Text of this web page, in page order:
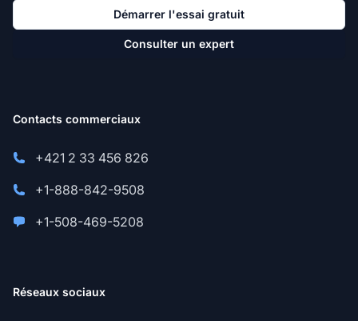
Démarrer l'essai gratuit
Consulter un expert
Contacts commerciaux
+421 2 33 456 826
+1-888-842-9508
+1-508-469-5208
Réseaux sociaux